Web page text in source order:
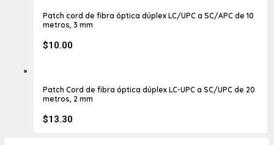
Patch cord de fibra óptica dúplex LC/UPC a SC/APC de 10
metros, 3 mm
$10.00
Patch Cord de fibra óptica dúplex LC-UPC a SC/UPC de 20
metros, 2 mm
$13.30